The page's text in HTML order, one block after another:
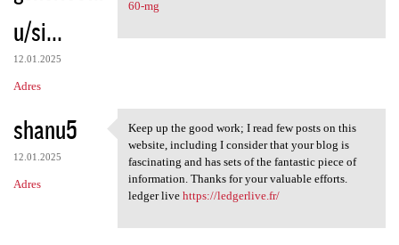
u/si...
12.01.2025
Adres
60-mg
shanu5
12.01.2025
Adres
Keep up the good work; I read
Keep up the good work; I read few posts on this
website, including I consider that your blog is
fascinating and has sets of the fantastic piece of
information. Thanks for your valuable efforts.
ledger live https://ledgerlive.fr/